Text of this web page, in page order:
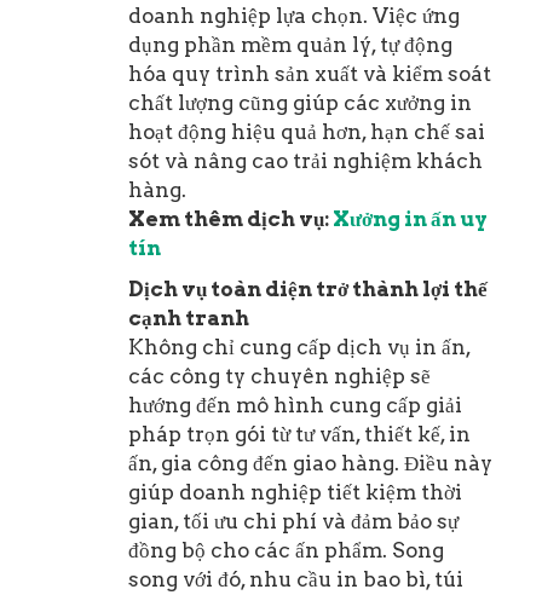
doanh nghiệp lựa chọn. Việc ứng
dụng phần mềm quản lý, tự động
hóa quy trình sản xuất và kiểm soát
chất lượng cũng giúp các xưởng in
hoạt động hiệu quả hơn, hạn chế sai
sót và nâng cao trải nghiệm khách
hàng.
Xem thêm dịch vụ: Xưởng in ấn uy
tín
Dịch vụ toàn diện trở thành lợi thế
cạnh tranh
Không chỉ cung cấp dịch vụ in ấn,
các công ty chuyên nghiệp sẽ
hướng đến mô hình cung cấp giải
pháp trọn gói từ tư vấn, thiết kế, in
ấn, gia công đến giao hàng. Điều này
giúp doanh nghiệp tiết kiệm thời
gian, tối ưu chi phí và đảm bảo sự
đồng bộ cho các ấn phẩm. Song
song với đó, nhu cầu in bao bì, túi